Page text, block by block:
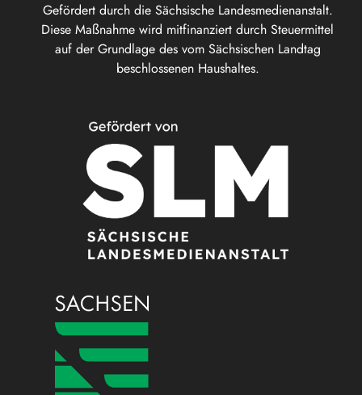
Gefördert durch die Sächsische Landesmedienanstalt.
Diese Maßnahme wird mitfinanziert durch Steuermittel
auf der Grundlage des vom Sächsischen Landtag
beschlossenen Haushaltes.